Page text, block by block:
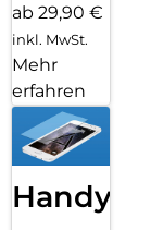
ab 29,90 €
inkl. MwSt.
Mehr
erfahren
Handy